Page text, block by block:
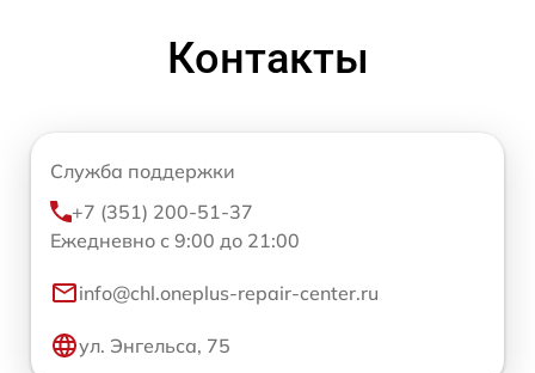
Контакты
Служба поддержки
+7 (351) 200-51-37
Ежедневно с 9:00 до 21:00
info@chl.oneplus-repair-center.ru
ул. Энгельса, 75